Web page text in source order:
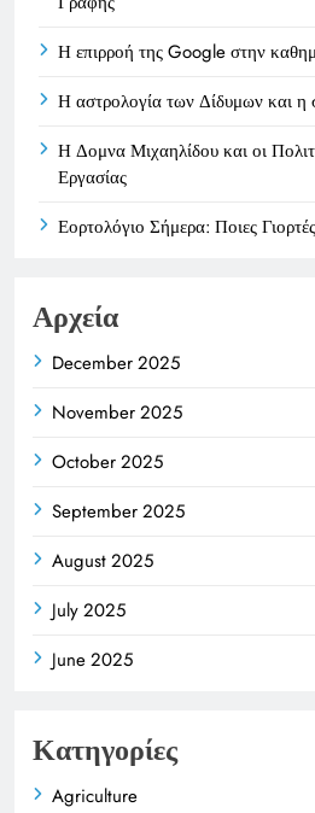
Η επιρροή της Google στην
Η αστρολογία των Δίδυμων και η
Η Δομνα Μιχαηλίδου και οι
Εργασίας
Εορτολόγιο Σήμερα: Ποιες
Αρχεία
December 2025
November 2025
October 2025
September 2025
August 2025
July 2025
June 2025
Κατηγορίες
Agriculture